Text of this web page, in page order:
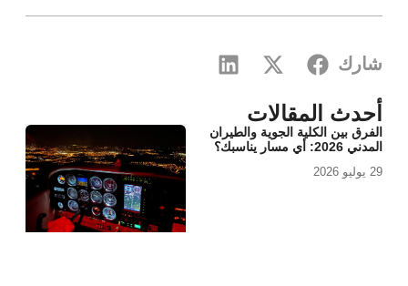
شارك
أحدث المقالات
الفرق بين الكلية الجوية والطيران
المدني 2026: أي مسار يناسبك؟
29 يوليو 2026